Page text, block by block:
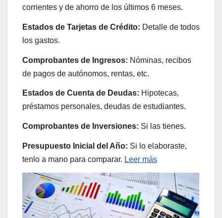
corrientes y de ahorro de los últimos 6 meses.
Estados de Tarjetas de Crédito: Detalle de todos
los gastos.
Comprobantes de Ingresos: Nóminas, recibos
de pagos de autónomos, rentas, etc.
Estados de Cuenta de Deudas: Hipotecas,
préstamos personales, deudas de estudiantes.
Comprobantes de Inversiones: Si las tienes.
Presupuesto Inicial del Año: Si lo elaboraste,
tenlo a mano para comparar. Leer más